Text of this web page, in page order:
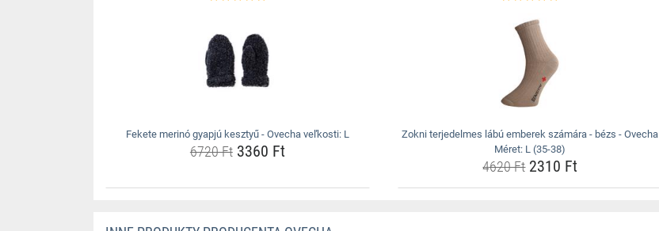
Fekete merinó gyapjú kesztyű - Ovecha veľkosti: L
6720 Ft3360 Ft
Zokni terjedelmes lábú emberek számára - bézs - Ovecha
Méret: L (35-38)
4620 Ft2310 Ft